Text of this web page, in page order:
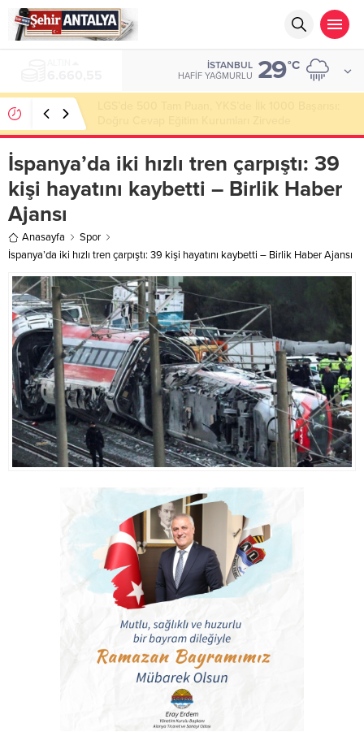
İSTANBUL
HAFIF YAĞMURLU 29°C
İspanya’da iki hızlı tren çarpıştı: 39
kişi hayatını kaybetti – Birlik Haber
Ajansı
Anasayfa
Spor
İspanya’da iki hızlı tren çarpıştı: 39 kişi hayatını kaybetti – Birlik Haber Ajansı